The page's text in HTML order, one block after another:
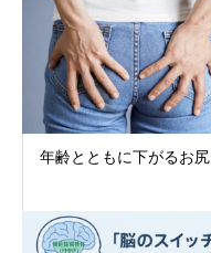
年齢とともに下がるお尻